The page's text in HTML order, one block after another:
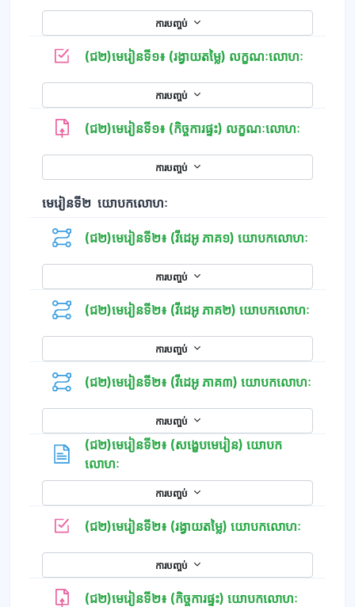
ការបញ្ចប់
(ជ២)មេរៀនទី១៖ (រង្វាយតម្លៃ) លក្ខណៈលោហៈ
ការបញ្ចប់
(ជ២)មេរៀនទី១៖ (កិច្ចការផ្ទះ) លក្ខណៈលោហៈ
ការបញ្ចប់
មេរៀនទី២ យោបកលោហៈ
(ជ២)មេរៀនទី២៖ (វីដេអូ ភាគ១) យោបកលោហៈ
ការបញ្ចប់
(ជ២)មេរៀនទី២៖ (វីដេអូ ភាគ២) យោបកលោហៈ
ការបញ្ចប់
(ជ២)មេរៀនទី២៖ (វីដេអូ ភាគ៣) យោបកលោហៈ
ការបញ្ចប់
(ជ២)មេរៀនទី២៖ (សង្ខេបមេរៀន) យោបក
លោហៈ
ការបញ្ចប់
(ជ២)មេរៀនទី២៖ (រង្វាយតម្លៃ) យោបកលោហៈ
ការបញ្ចប់
(ជ២)មេរៀនទី២៖ (កិច្ចការផ្ទះ) យោបកលោហៈ